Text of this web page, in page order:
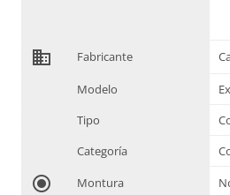
domain Fabricante
Modelo
Tipo
Categoría
radio_button_checked Montura